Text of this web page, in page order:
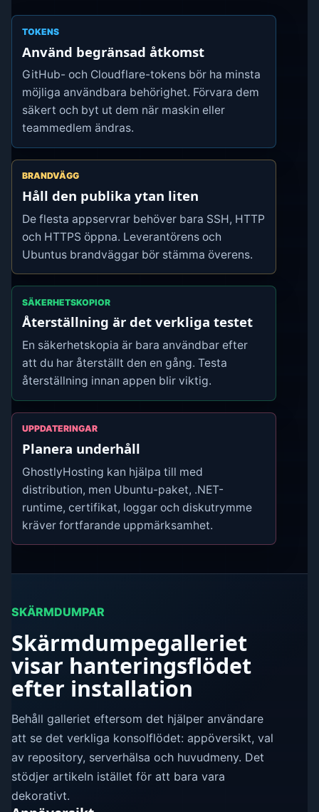
TOKENS
Använd begränsad åtkomst
GitHub- och Cloudflare-tokens bör ha minsta
möjliga användbara behörighet. Förvara dem
säkert och byt ut dem när maskin eller
teammedlem ändras.
BRANDVÄGG
Håll den publika ytan liten
De flesta appservrar behöver bara SSH, HTTP
och HTTPS öppna. Leverantörens och
Ubuntus brandväggar bör stämma överens.
SÄKERHETSKOPIOR
Återställning är det verkliga testet
En säkerhetskopia är bara användbar efter
att du har återställt den en gång. Testa
återställning innan appen blir viktig.
UPPDATERINGAR
Planera underhåll
GhostlyHosting kan hjälpa till med
distribution, men Ubuntu-paket, .NET-
runtime, certifikat, loggar och diskutrymme
kräver fortfarande uppmärksamhet.
SKÄRMDUMPAR
Skärmdumpegalleriet
visar hanteringsflödet
efter installation
Behåll galleriet eftersom det hjälper användare
att se det verkliga konsolflödet: appöversikt, val
av repository, serverhälsa och huvudmeny. Det
stödjer artikeln istället för att bara vara
dekorativt.